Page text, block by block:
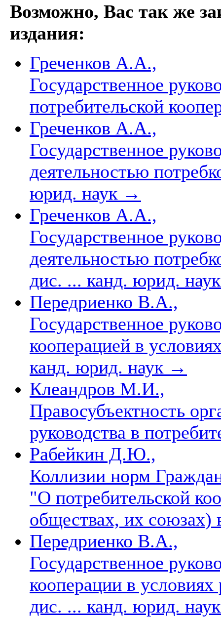
Возможно, Вас так же
издания:
Греченков А.А.,
Государственное
потребительской
Греченков А.А.,
Государственное
деятельностью
юрид. наук →
Греченков А.А.,
Государственное
деятельностью
дис. ... канд. юрид.
Передриенко В.А.,
Государственное
кооперацией в
канд. юрид. наук →
Клеандров М.И.,
Правосубъектность
руководства в
Рабейкин Д.Ю.,
Коллизии норм
"О потребительской
обществах, их
Передриенко В.А.,
Государственное
кооперации в
дис. ... канд. юрид.